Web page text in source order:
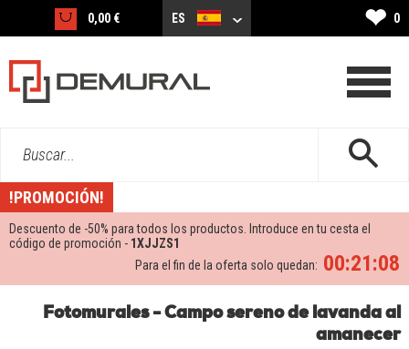
0,00 € ES ❤ 0
Buscar...
!PROMOCIÓN!
Descuento de -50% para todos los productos. Introduce en tu cesta el
código de promoción - 1XJJZS1
00:21:08
Para el fin de la oferta solo quedan:
Fotomurales - Campo sereno de lavanda al
amanecer